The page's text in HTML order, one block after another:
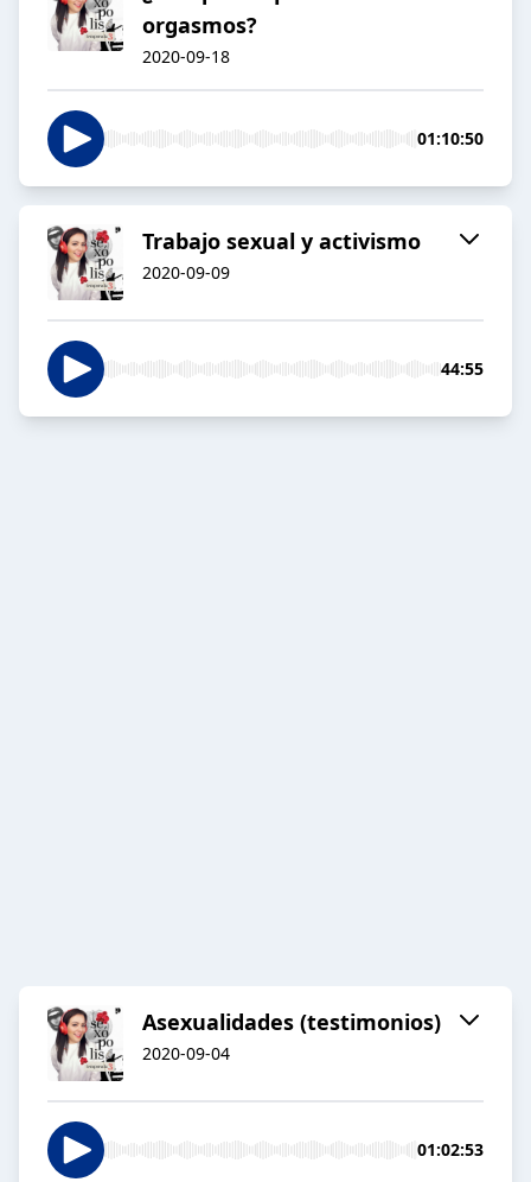
orgasmos?
2020-09-18
01:10:50
Trabajo sexual y activismo
2020-09-09
44:55
Asexualidades (testimonios)
2020-09-04
01:02:53